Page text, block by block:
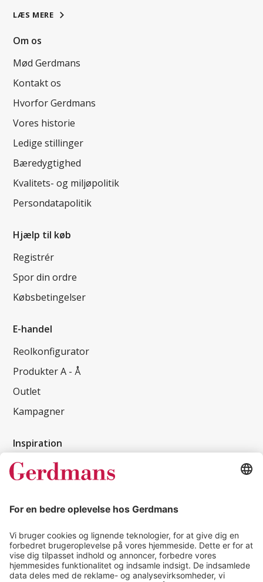
LÆS MERE
Om os
Mød Gerdmans
Kontakt os
Hvorfor Gerdmans
Vores historie
Ledige stillinger
Bæredygtighed
Kvalitets- og miljøpolitik
Persondatapolitik
Hjælp til køb
Registrér
Spor din ordre
Købsbetingelser
E-handel
Reolkonfigurator
Produkter A - Å
Outlet
Kampagner
Inspiration
Kundereferencer
Tips & guides
Kontakt
salg@gerdmans.dk